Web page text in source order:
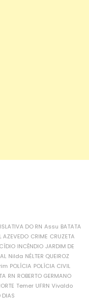
DO RN Assu BATATA
AZEVEDO CRIME CRUZETA
INCÊNDIO JARDIM DE
Nilda NÉLTER QUEIROZ
POLÍCIA POLÍCIA CIVIL
RN ROBERTO GERMANO
Temer UFRN Vivaldo
DIAS